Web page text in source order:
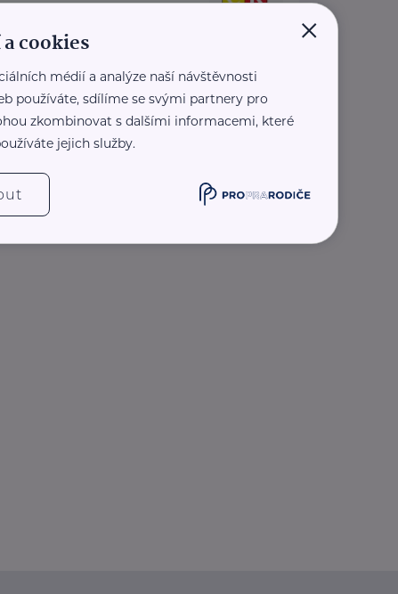
sociálně-právní
Doba seniorů.
RS ...
136
×
cookies
médií a analýze naší návštěvnosti
používáte, sdílíme se svými partnery pro
zkombinovat s dalšími informacemi, které
jejich služby.